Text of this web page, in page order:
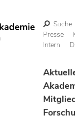
Suche
Presse
Intern